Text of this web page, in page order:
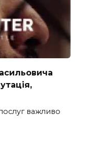
важливо